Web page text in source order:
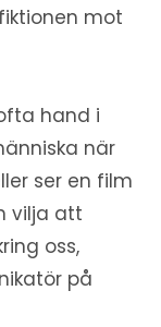
mot
hand i
när
ser en film
vilja att
oss,
på